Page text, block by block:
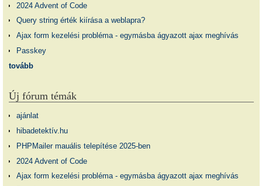
2024 Advent of Code
Query string érték kiírása a weblapra?
Ajax form kezelési probléma - egymásba ágyazott ajax meghívás
Passkey
tovább
Új fórum témák
ajánlat
hibadetektív.hu
PHPMailer mauális telepítése 2025-ben
2024 Advent of Code
Ajax form kezelési probléma - egymásba ágyazott ajax meghívás